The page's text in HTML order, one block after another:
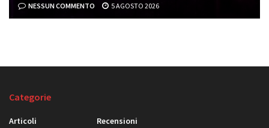
NESSUN COMMENTO 5 AGOSTO 2026
Categorie
Articoli
Recensioni